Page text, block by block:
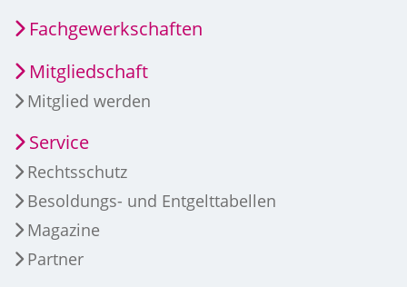
Fachgewerkschaften
Mitgliedschaft
Mitglied werden
Service
Rechtsschutz
Besoldungs- und Entgelttabellen
Magazine
Partner